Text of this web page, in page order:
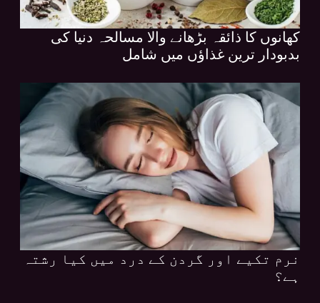
کھانوں کا ذائقہ بڑھانے والا مسالحہ دنیا کی
بدبودار ترین غذاؤں میں شامل
نرم تکیے اور گردن کے درد میں کیا رشتہ
ہے؟